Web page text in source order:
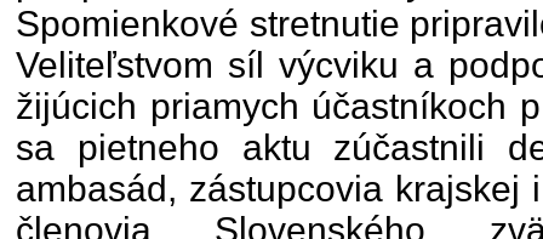
Spomienkové stretnutie
Veliteľstvom síl výcviku a
žijúcich priamych účastníkoch
sa pietneho aktu zúčastnili
ambasád, zástupcovia krajskej
členovia Slovenského